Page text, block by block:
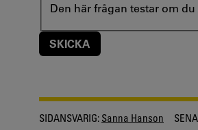
Den här frågan testar om
SIDANSVARIG: Sanna Hanson